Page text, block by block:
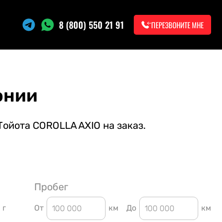
8 (800) 550 21 91 ПЕРЕЗВОНИТЕ МНЕ
COROLLA AXIO на заказ.
г
Пробег
От км До км